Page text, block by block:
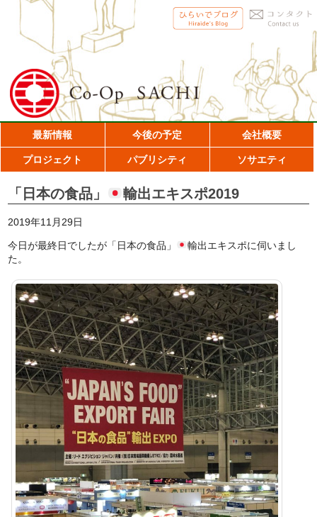
最新情報 今後の予定 会社概要
プロジェクト パブリシティ ソサエティ
「日本の食品」 輸出エキスポ2019
2019年11月29日
今日が最終日でしたが「日本の食品」
輸出エキスポに伺いまし
た。